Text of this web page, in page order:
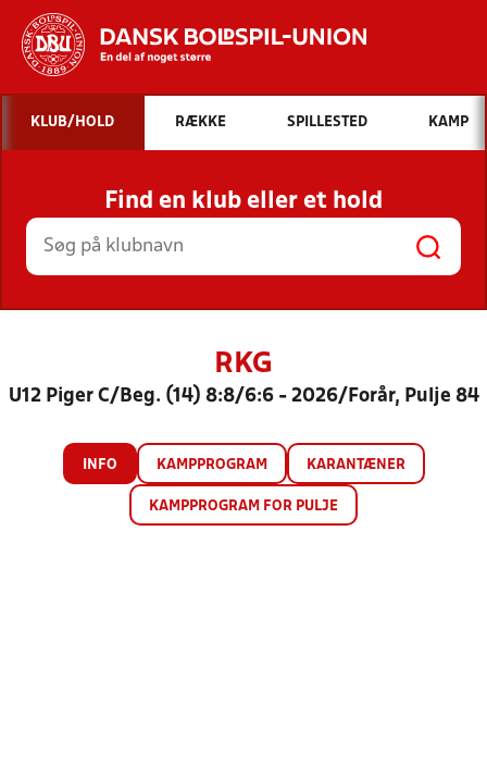
Hvad vil du søge efter?
INDHOLD OG NYHEDER
STILLINGER, RESULTATER, KLUBBER OG
HOLD
KLUB/HOLD RÆKKE SPILLESTED KAMP
Find en klub eller et hold
RKG
U12 Piger C/Beg. (14) 8:8/6:6 - 2026/Forår, Pulje 84
INFO KAMPPROGRAM KARANTÆNER
KAMPPROGRAM FOR PULJE